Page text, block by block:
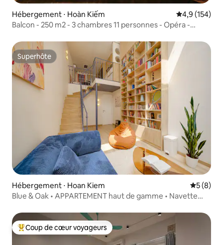
Hébergement ⋅ Hoàn Kiếm Évaluation
4,9 (154)
Balcon - 250 m2 - 3 chambres 11 personnes - Opéra -
Superhôte
Superhôte
Hébergement ⋅ Hoan Kiem
5 (8)
Blue & Oak • APPARTEMENT haut de gamme • Navette
Coups de cœur voyageurs les plus appréciés
Coup de cœur voyageurs